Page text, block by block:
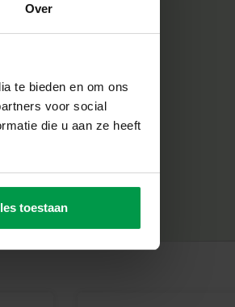
Over
te bieden en om ons
voor social
die u aan ze heeft
toestaan
erg belangrijk. Daarom worden de